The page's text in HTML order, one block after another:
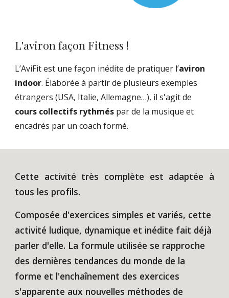
L'aviron façon Fitness !
L’AviFit est une façon inédite de pratiquer l’aviron
indoor. Élaborée à partir de plusieurs exemples
étrangers (USA, Italie, Allemagne…), il s'agit de
cours collectifs rythmés par de la musique et
encadrés par un coach formé.
Cette activité très complète est adaptée à
tous les profils.
Composée d'exercices simples et variés, cette
activité ludique, dynamique et inédite fait déjà
parler d'elle. La formule utilisée se rapproche
des dernières tendances du monde de la
forme et l'enchaînement des exercices
s'apparente aux nouvelles méthodes de